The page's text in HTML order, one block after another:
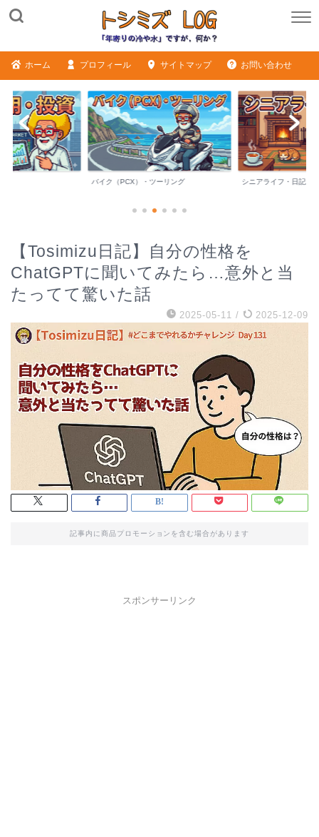
ホーム プロフィール サイトマップ お問い合わせ
バイク（PCX）・ツーリング シニアライフ・日記
【Tosimizu日記】自分の性格を
ChatGPTに聞いてみたら…意外と当
たってて驚いた話
2025-05-11 / 2025-12-09
記事内に商品プロモーションを含む場合があります
スポンサーリンク